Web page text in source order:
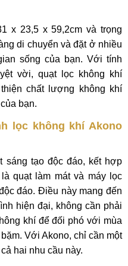
x 23,5 x 59,2cm và trọng
di chuyển và đặt ở nhiều
sống của bạn. Với tính
vời, quạt lọc không khí
chất lượng không khí
bạn.
lọc không khí Akono
sáng tạo độc đáo, kết hợp
quạt làm mát và máy lọc
đáo. Điều này mang đến
hiện đại, không cần phải
khí để đối phó với mùa
Với Akono, chỉ cần một
hai nhu cầu này.